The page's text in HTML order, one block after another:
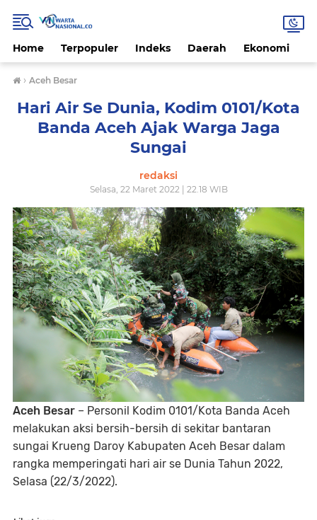
Home Terpopuler Indeks Daerah Ekonomi
› Aceh Besar
Hari Air Se Dunia, Kodim 0101/Kota
Banda Aceh Ajak Warga Jaga
Sungai
redaksi
Selasa, 22 Maret 2022 | 22.18 WIB
Aceh Besar – Personil Kodim 0101/Kota Banda Aceh
melakukan aksi bersih-bersih di sekitar bantaran
sungai Krueng Daroy Kabupaten Aceh Besar dalam
rangka memperingati hari air se Dunia Tahun 2022,
Selasa (22/3/2022).